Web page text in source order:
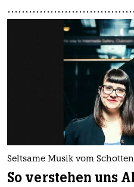
Seltsame Musik vom
So verstehen uns